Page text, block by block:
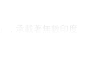
河水勢洶涌，經常
國王為了解救百